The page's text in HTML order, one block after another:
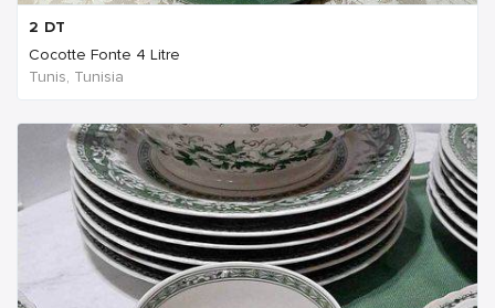
2 DT
Cocotte Fonte 4 Litre
Tunis, Tunisia